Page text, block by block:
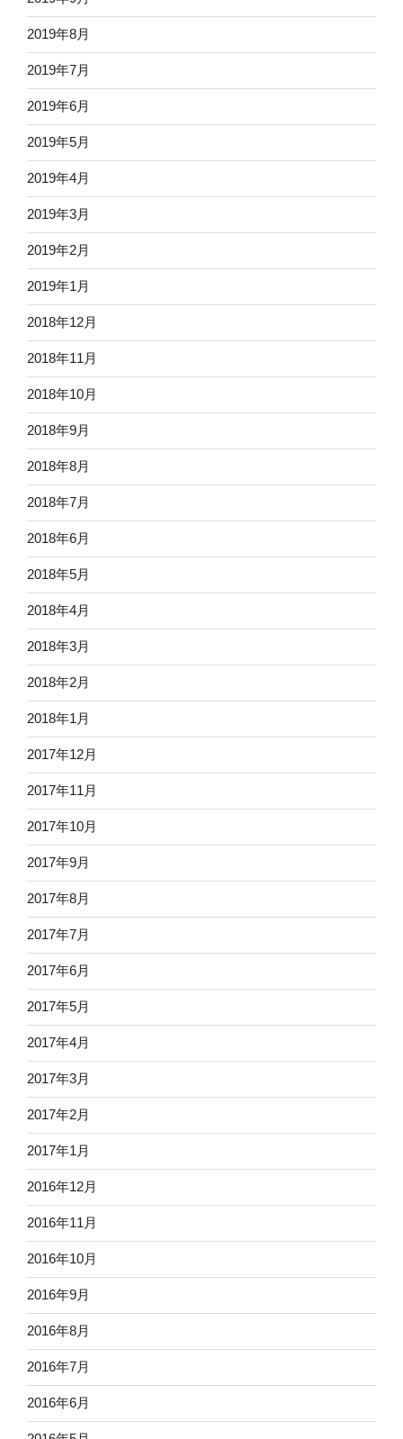
2019年8月
2019年7月
2019年6月
2019年5月
2019年4月
2019年3月
2019年2月
2019年1月
2018年12月
2018年11月
2018年10月
2018年9月
2018年8月
2018年7月
2018年6月
2018年5月
2018年4月
2018年3月
2018年2月
2018年1月
2017年12月
2017年11月
2017年10月
2017年9月
2017年8月
2017年7月
2017年6月
2017年5月
2017年4月
2017年3月
2017年2月
2017年1月
2016年12月
2016年11月
2016年10月
2016年9月
2016年8月
2016年7月
2016年6月